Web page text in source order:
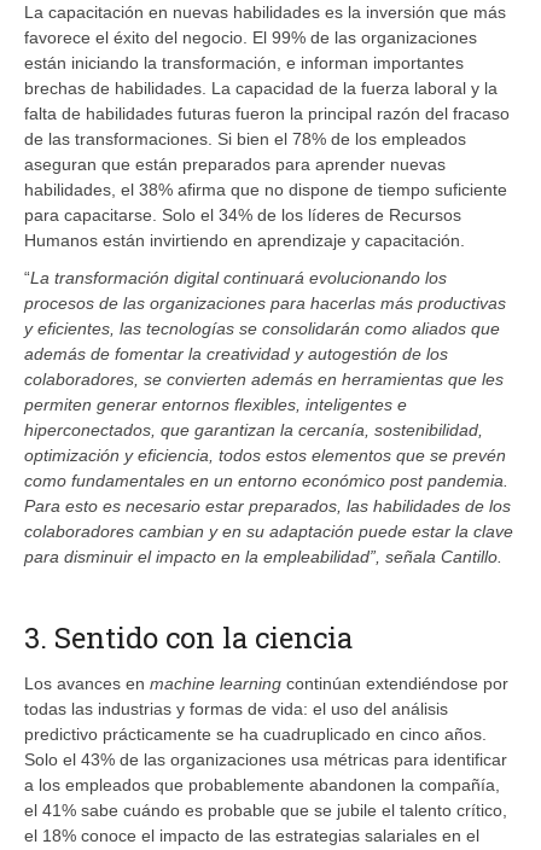
La capacitación en nuevas habilidades es la inversión que más
favorece el éxito del negocio. El 99% de las organizaciones
están iniciando la transformación, e informan importantes
brechas de habilidades. La capacidad de la fuerza laboral y la
falta de habilidades futuras fueron la principal razón del fracaso
de las transformaciones. Si bien el 78% de los empleados
aseguran que están preparados para aprender nuevas
habilidades, el 38% afirma que no dispone de tiempo suficiente
para capacitarse. Solo el 34% de los líderes de Recursos
Humanos están invirtiendo en aprendizaje y capacitación.
“La transformación digital continuará evolucionando los
procesos de las organizaciones para hacerlas más productivas
y eficientes, las tecnologías se consolidarán como aliados que
además de fomentar la creatividad y autogestión de los
colaboradores, se convierten además en herramientas que les
permiten generar entornos flexibles, inteligentes e
hiperconectados, que garantizan la cercanía, sostenibilidad,
optimización y eficiencia, todos estos elementos que se prevén
como fundamentales en un entorno económico post pandemia.
Para esto es necesario estar preparados, las habilidades de los
colaboradores cambian y en su adaptación puede estar la clave
para disminuir el impacto en la empleabilidad”, señala Cantillo.
3. Sentido con la ciencia
Los avances en machine learning continúan extendiéndose por
todas las industrias y formas de vida: el uso del análisis
predictivo prácticamente se ha cuadruplicado en cinco años.
Solo el 43% de las organizaciones usa métricas para identificar
a los empleados que probablemente abandonen la compañía,
el 41% sabe cuándo es probable que se jubile el talento crítico,
el 18% conoce el impacto de las estrategias salariales en el